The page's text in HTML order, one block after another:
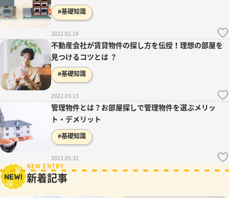
#基礎知識
2022.02.19
不動産会社が賃貸物件の探し方を伝授！理想の部屋を
見つけるコツとは ？
#基礎知識
2022.03.13
管理物件とは？お部屋探しで管理物件を選ぶメリッ
ト・デメリット
#基礎知識
2023.05.31
NEW ENTRY
新着記事